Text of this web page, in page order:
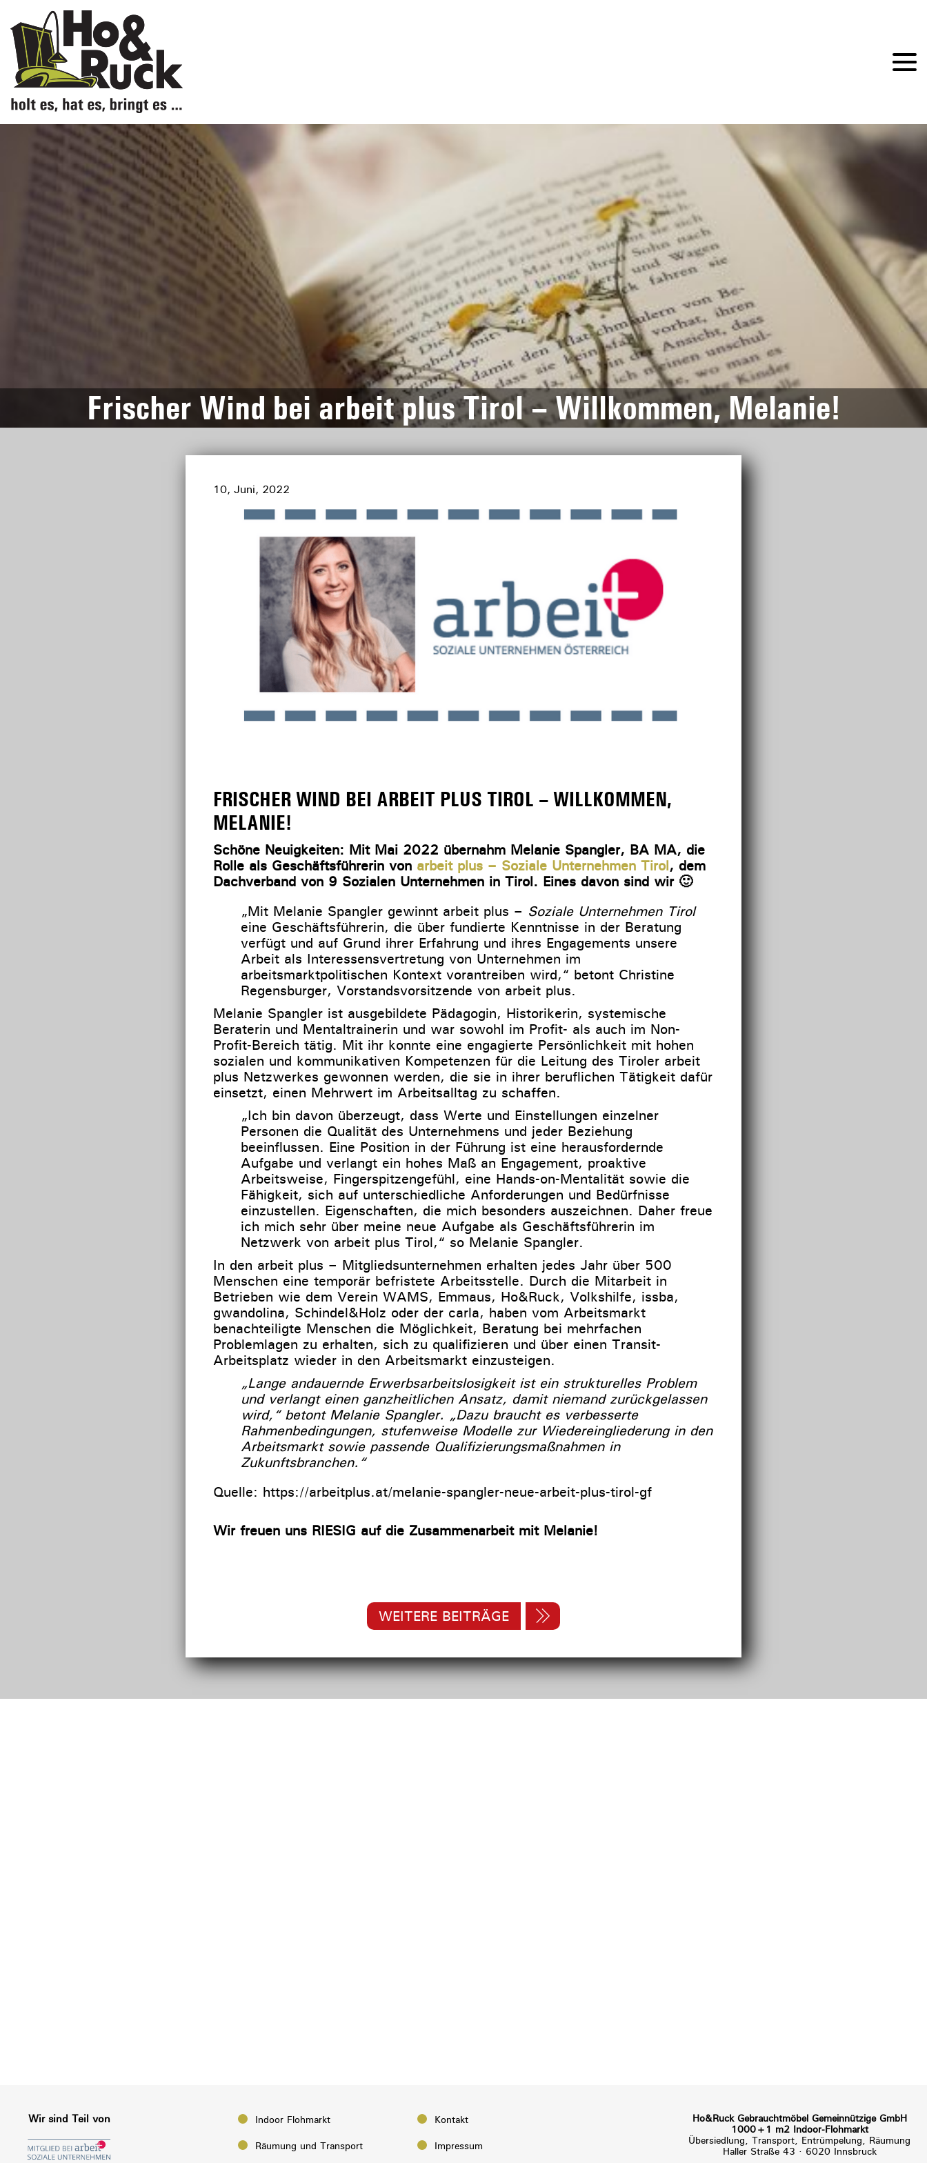
Frischer Wind bei arbeit plus Tirol – Willkommen, Melanie!
10, Juni, 2022
FRISCHER WIND BEI ARBEIT PLUS TIROL – WILLKOMMEN,
MELANIE!
Schöne Neuigkeiten: Mit Mai 2022 übernahm Melanie Spangler, BA MA, die
Rolle als Geschäftsführerin von arbeit plus – Soziale Unternehmen Tirol, dem
Dachverband von 9 Sozialen Unternehmen in Tirol. Eines davon sind wir 🙂
„Mit Melanie Spangler gewinnt arbeit plus – Soziale Unternehmen Tirol
eine Geschäftsführerin, die über fundierte Kenntnisse in der Beratung
verfügt und auf Grund ihrer Erfahrung und ihres Engagements unsere
Arbeit als Interessensvertretung von Unternehmen im
arbeitsmarktpolitischen Kontext vorantreiben wird,“ betont Christine
Regensburger, Vorstandsvorsitzende von arbeit plus.
Melanie Spangler ist ausgebildete Pädagogin, Historikerin, systemische
Beraterin und Mentaltrainerin und war sowohl im Profit- als auch im Non-
Profit-Bereich tätig. Mit ihr konnte eine engagierte Persönlichkeit mit hohen
sozialen und kommunikativen Kompetenzen für die Leitung des Tiroler arbeit
plus Netzwerkes gewonnen werden, die sie in ihrer beruflichen Tätigkeit dafür
einsetzt, einen Mehrwert im Arbeitsalltag zu schaffen.
„Ich bin davon überzeugt, dass Werte und Einstellungen einzelner
Personen die Qualität des Unternehmens und jeder Beziehung
beeinflussen. Eine Position in der Führung ist eine herausfordernde
Aufgabe und verlangt ein hohes Maß an Engagement, proaktive
Arbeitsweise, Fingerspitzengefühl, eine Hands-on-Mentalität sowie die
Fähigkeit, sich auf unterschiedliche Anforderungen und Bedürfnisse
einzustellen. Eigenschaften, die mich besonders auszeichnen. Daher freue
ich mich sehr über meine neue Aufgabe als Geschäftsführerin im
Netzwerk von arbeit plus Tirol,“ so Melanie Spangler.
In den arbeit plus – Mitgliedsunternehmen erhalten jedes Jahr über 500
Menschen eine temporär befristete Arbeitsstelle. Durch die Mitarbeit in
Betrieben wie dem Verein WAMS, Emmaus, Ho&Ruck, Volkshilfe, issba,
gwandolina, Schindel&Holz oder der carla, haben vom Arbeitsmarkt
benachteiligte Menschen die Möglichkeit, Beratung bei mehrfachen
Problemlagen zu erhalten, sich zu qualifizieren und über einen Transit-
Arbeitsplatz wieder in den Arbeitsmarkt einzusteigen.
„Lange andauernde Erwerbsarbeitslosigkeit ist ein strukturelles Problem
und verlangt einen ganzheitlichen Ansatz, damit niemand zurückgelassen
wird,“ betont Melanie Spangler. „Dazu braucht es verbesserte
Rahmenbedingungen, stufenweise Modelle zur Wiedereingliederung in den
Arbeitsmarkt sowie passende Qualifizierungsmaßnahmen in
Zukunftsbranchen.“
Quelle: https://arbeitplus.at/melanie-spangler-neue-arbeit-plus-tirol-gf
Wir freuen uns RIESIG auf die Zusammenarbeit mit Melanie!
WEITERE BEITRÄGE
Wir sind Teil von Indoor Flohmarkt
Räumung und Transport
Kontakt
Impressum
Ho&Ruck Gebrauchtmöbel Gemeinnützige GmbH
1000+1 m2 Indoor-Flohmarkt
Übersiedlung, Transport, Entrümpelung, Räumung
Haller Straße 43 · 6020 Innsbruck